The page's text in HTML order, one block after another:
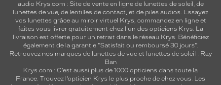
audio Krys.com : Site de vente en ligne de lunettes de soleil, de
lunettes de vue, de lentilles de contact, et de piles audios. Essayez
vos lunettes grâce au miroir virtuel Krys, commandez en ligne et
faites vous livrer gratuitement chez l'un des opticiens Krys. La
livraison est offerte pour un retrait dans le réseau Krys. Bénéficiez
également de la garantie "Satisfait ou remboursé 30 jours".
Retrouvez nos marques de lunettes de vue et lunettes de soleil : Ray
Ban
Krys.com : C’est aussi plus de 1000 opticiens dans toute la
France. Trouvez l’opticien Krys le plus proche de chez vous. Les